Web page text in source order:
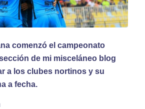
comenzó el campeonato
de mi misceláneo blog
a los clubes nortinos y su
a fecha.